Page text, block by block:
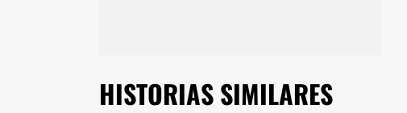
HISTORIAS SIMILARES